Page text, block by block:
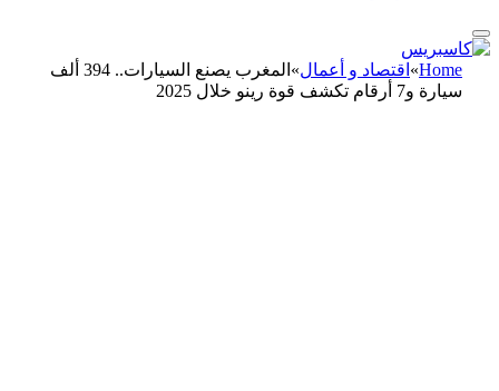
Home
» اقتصاد و أعمال»
المغرب يصنع السيارات.. 394 ألف
سيارة و7 أرقام تكشف قوة رينو خلال 2025